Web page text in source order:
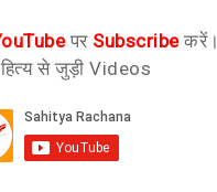
पर Subscribeकरें।
से जुड़ी Videos